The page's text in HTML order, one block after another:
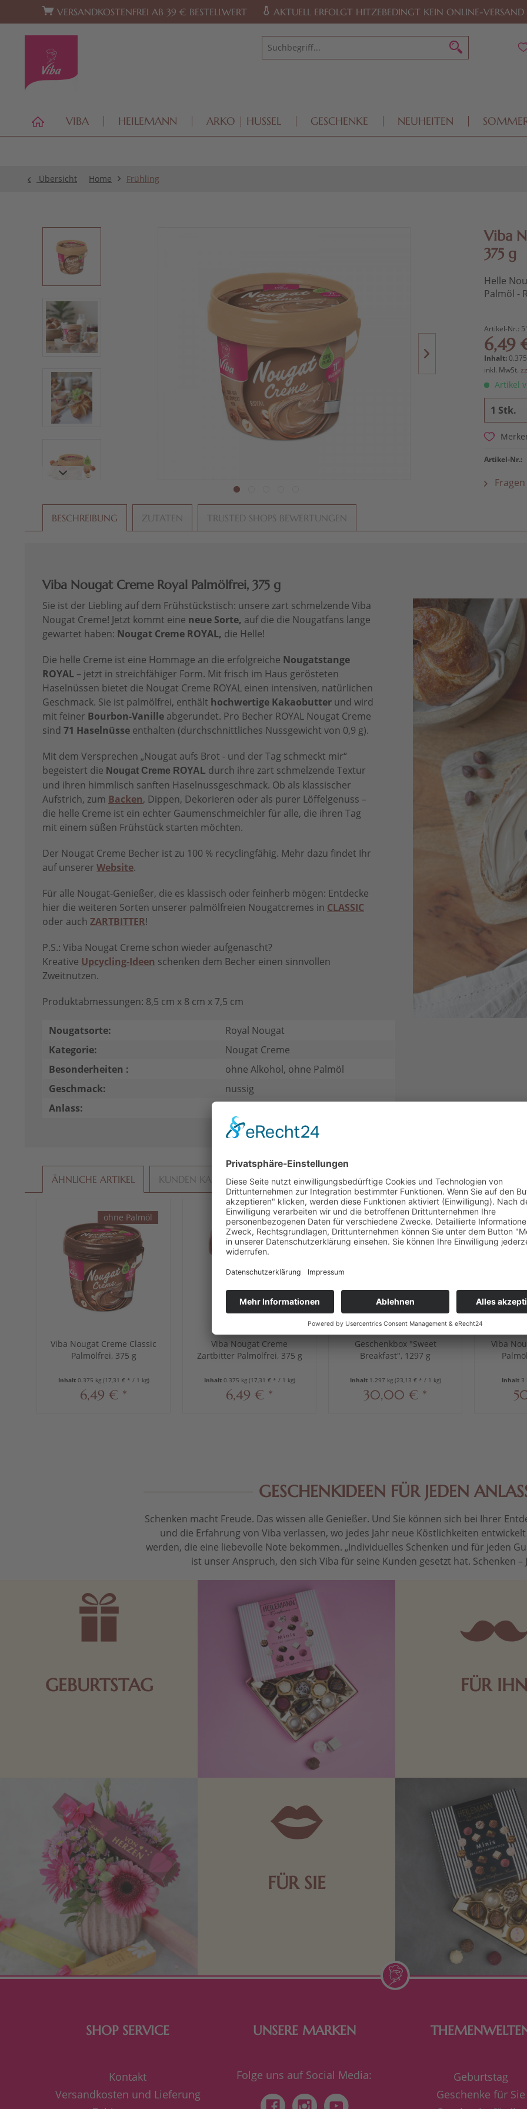
Zur Hauptnavigation springen Zum Footer springen
VERSANDKOSTENFREI AB 39 € BESTELLWERT AKTUELL ERFOLGT HITZEBEDINGT KEIN ONLINE-VERSAND
VIBA HEILEMANN ARKO | HUSSEL GESCHENKE NEUHEITEN
Übersicht Home Frühling
Viba
375 g
Helle
Palmöl -
Artikel-Nr.:
6,49
Inhalt:
inkl. MwSt.
Artikel
Artikel-Nr.:
BESCHREIBUNG ZUTATEN TRUSTED SHOPS BEWERTUNGEN
Viba Nougat Creme Royal Palmölfrei, 375 g
Sie ist der Liebling auf dem Frühstückstisch: unsere zart schmelzende Viba
Nougat Creme! Jetzt kommt eine neue Sorte, auf die die Nougatfans lange
gewartet haben: Nougat Creme ROYAL, die Helle!
Die helle Creme ist eine Hommage an die erfolgreiche Nougatstange
ROYAL – jetzt in streichfähiger Form. Mit frisch im Haus gerösteten
Haselnüssen bietet die Nougat Creme ROYAL einen intensiven, natürlichen
Geschmack. Sie ist palmölfrei, enthält hochwertige Kakaobutter und wird
mit feiner Bourbon-Vanille abgerundet. Pro Becher ROYAL Nougat Creme
sind 71 Haselnüsse enthalten (durchschnittliches Nussgewicht von 0,9 g).
Mit dem Versprechen „Nougat aufs Brot - und der Tag schmeckt mir“
begeistert die Nougat Creme ROYAL durch ihre zart schmelzende Textur
und ihren himmlisch sanften Haselnussgeschmack. Ob als klassischer
Aufstrich, zum Backen, Dippen, Dekorieren oder als purer Löffelgenuss –
die helle Creme ist ein echter Gaumenschmeichler für alle, die ihren Tag
mit einem süßen Frühstück starten möchten.
Der Nougat Creme Becher ist zu 100 % recyclingfähig. Mehr dazu findet Ihr
auf unserer Website.
Für alle Nougat-Genießer, die es klassisch oder feinherb mögen: Entdecke
hier die weiteren Sorten unserer palmölfreien Nougatcremes in CLASSIC
oder auch ZARTBITTER!
P.S.: Viba Nougat Creme schon wieder aufgenascht?
Kreative Upcycling-Ideen schenken dem Becher einen sinnvollen
Zweitnutzen.
Produktabmessungen: 8,5 cm x 8 cm x 7,5 cm
Nougatsorte:
Royal Nougat
Kategorie:
Nougat Creme
Besonderheiten :
ohne Alkohol, ohne Palmöl
Geschmack:
nussig
Anlass:
ÄHNLICHE ARTIKEL KUNDEN KAUFTEN AUCH KUNDEN HABEN SICH EBENFALLS ANGESEHEN
ohne Palmöl
Viba Nougat Creme Classic
Palmölfrei, 375 g
Inhalt 0.375 kg (17,31 € * / 1 kg)
6,49 € *
ohne Palmöl
Viba Nougat Creme
Zartbitter Palmölfrei, 375 g
Inhalt 0.375 kg (17,31 € * / 1 kg)
6,49 € *
neue Bestückung
Geschenkbox "Sweet
Breakfast", 1297 g
Inhalt 1.297 kg (23,13 € * / 1 kg)
30,00 € *
Viba
Inhalt 3
GESCHENKIDEEN FÜR JEDEN
Schenken macht Freude. Das wissen alle Genießer. Und Sie können sich bei Ihrer
und die Erfahrung von Viba verlassen, wo jedes Jahr neue Köstlichkeiten
werden, die eine liebevolle Note bekommen. „Individuelles Schenken und für jeden
ist unser Anspruch, den sich Viba für seine Kunden gesetzt hat. Schenken –
GEBURTSTAG FÜR IHN
FÜR SIE
SHOP SERVICE
Kontakt
Versandkosten und Lieferung
UNSERE MARKEN
Folge uns auf Social Media:
Geburtstag
Geschenke für Sie